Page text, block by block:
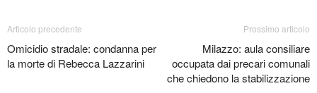
Articolo precedente
Omicidio stradale: condanna per
la morte di Rebecca Lazzarini
Prossimo articolo
Milazzo: aula consiliare
occupata dai precari comunali
che chiedono la stabilizzazione